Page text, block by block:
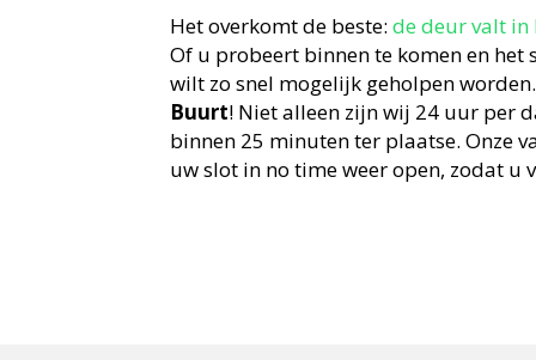
Het overkomt de beste: de deur valt in
Of u probeert binnen te komen en
wilt zo snel mogelijk geholpen
Buurt! Niet alleen zijn wij 24 uur per
binnen 25 minuten ter plaatse. Onze
uw slot in no time weer open, zodat